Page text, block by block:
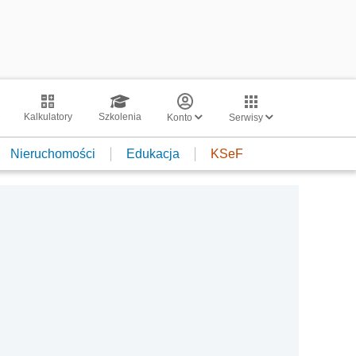
Kalkulatory Szkolenia Konto Serwisy
Nieruchomości Edukacja KSeF